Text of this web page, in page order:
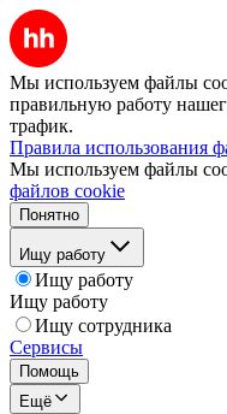
Мы используем файлы
правильную работу
трафик.
Правила использования
Мы используем файлы
файлов cookie
Понятно
Ищу работу
Ищу работу
Ищу работу
Ищу сотрудника
Сервисы
Помощь
Ещё